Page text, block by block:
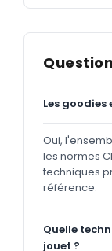
Les
Oui,
les normes
techniques
référence.
Quelle
jouet ?